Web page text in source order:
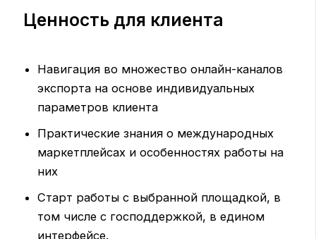
Ценность для клиента
Навигация во множество онлайн-каналов
экспорта на основе индивидуальных
параметров клиента
Практические знания о международных
маркетплейсах и особенностях работы на
них
Старт работы с выбранной площадкой, в
том числе с господдержкой, в едином
интерфейсе.